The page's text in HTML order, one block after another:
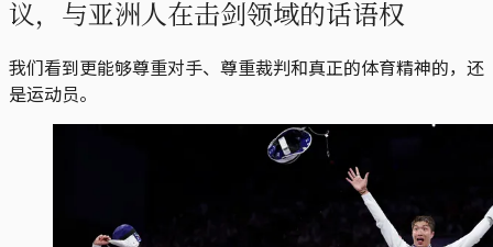
议，与亚洲人在击剑领域的话语权
我们看到更能够尊重对手、尊重裁判和真正的体育精神的，还
是运动员。